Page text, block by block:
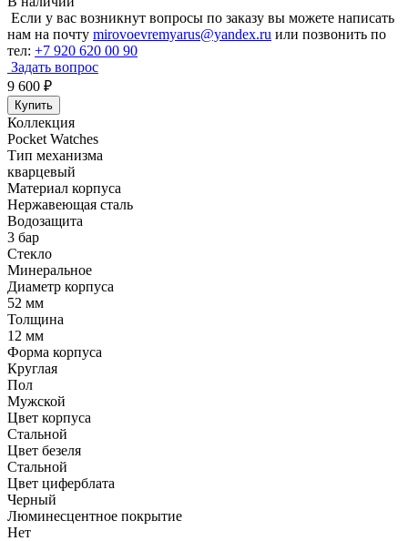
Если у вас возникнут вопросы по заказу вы можете написать
нам на почту mirovoevremyarus@yandex.ru или позвонить по
тел: +7 920 620 00 90
Задать вопрос
9 600 ₽
Купить
Коллекция
Pocket Watches
Тип механизма
кварцевый
Материал корпуса
Нержавеющая сталь
Водозащита
3 бар
Стекло
Минеральное
Диаметр корпуса
52 мм
Толщина
12 мм
Форма корпуса
Круглая
Пол
Мужской
Цвет корпуса
Стальной
Цвет безеля
Стальной
Цвет циферблата
Черный
Люминесцентное покрытие
Нет